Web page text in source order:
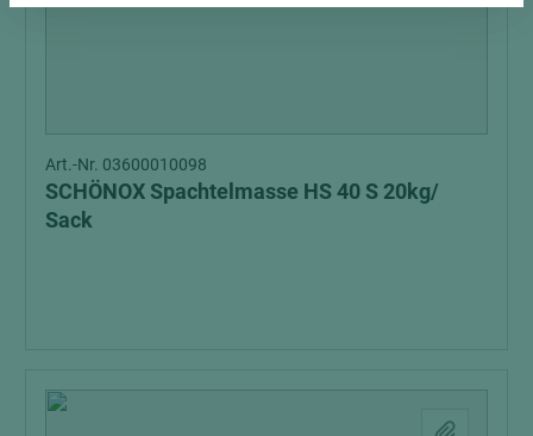
Art.-Nr. 03600010098
SCHÖNOX Spachtelmasse HS 40 S 20kg/
Sack